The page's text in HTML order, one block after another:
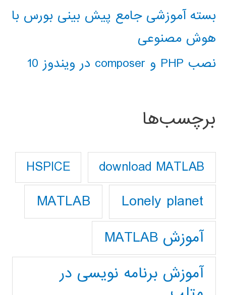
بسته آموزشی جامع پیش بینی بورس با
هوش مصنوعی
نصب PHP و composer در ویندوز 10
برچسب‌ها
download MATLAB
HSPICE
Lonely planet
MATLAB
آموزش MATLAB
آموزش برنامه نویسی در